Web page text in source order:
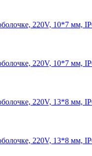
220V, 10*7 мм,
220V, 10*7 мм,
220V, 13*8 мм,
220V, 13*8 мм,